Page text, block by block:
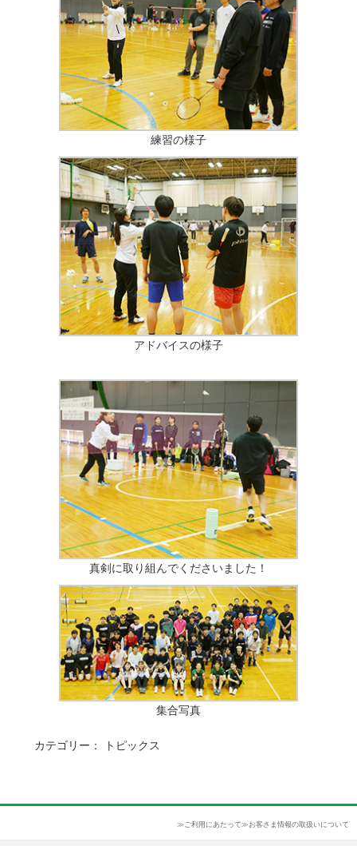
練習の様子
アドバイスの様子
真剣に取り組んでくださいました！
集合写真
カテゴリー： トピックス
≫ご利用にあたって≫お客さま情報の取扱いについて